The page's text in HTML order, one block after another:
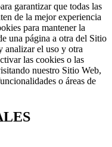
garantizar que todas las
de la mejor experiencia
para mantener la
una página a otra del Sitio
analizar el uso y otra
las cookies o las
nuestro Sitio Web,
o áreas de